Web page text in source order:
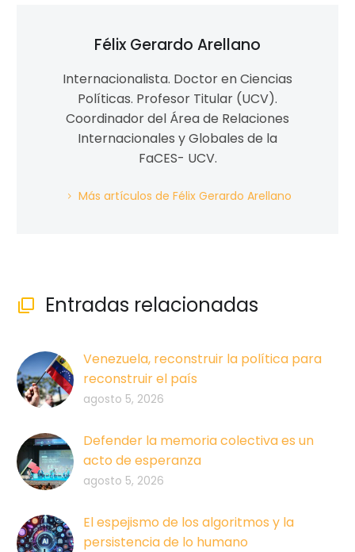
Félix Gerardo Arellano
Internacionalista. Doctor en Ciencias
Políticas. Profesor Titular (UCV).
Coordinador del Área de Relaciones
Internacionales y Globales de la
FaCES- UCV.
Más artículos de Félix Gerardo Arellano
 Entradas relacionadas
Venezuela, reconstruir la política para
reconstruir el país
agosto 5, 2026
Defender la memoria colectiva es un
acto de esperanza
agosto 5, 2026
El espejismo de los algoritmos y la
persistencia de lo humano